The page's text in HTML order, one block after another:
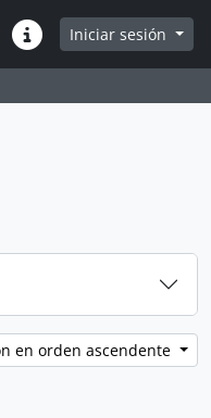
Enlaces rápidos
Iniciar sesión
en orden ascendente